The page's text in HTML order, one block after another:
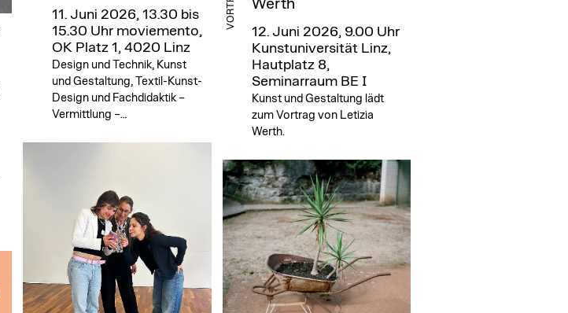
Werth
12. Juni 2026, 9.00 Uhr
Kunstuniversität Linz,
Hautplatz 8,
Seminarraum BE I
Kunst und Gestaltung lädt
zum Vortrag von Letizia
Werth.
11. Juni 2026, 13.30 bis
15.30 Uhr moviemento,
OK Platz 1, 4020 Linz
Design und Technik, Kunst
und Gestaltung, Textil-Kunst-
Design und Fachdidaktik –
Vermittlung –…